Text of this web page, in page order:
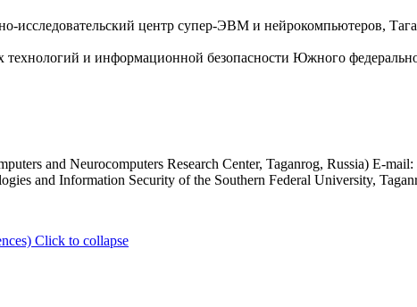
исследовательский центр супер-ЭВМ и нейрокомпьютеров,
и информационной безопасности Южного
and Neurocomputers Research Center, Taganrog, Russia) E-mail:
and Information Security of the Southern Federal University,
Click to collapse